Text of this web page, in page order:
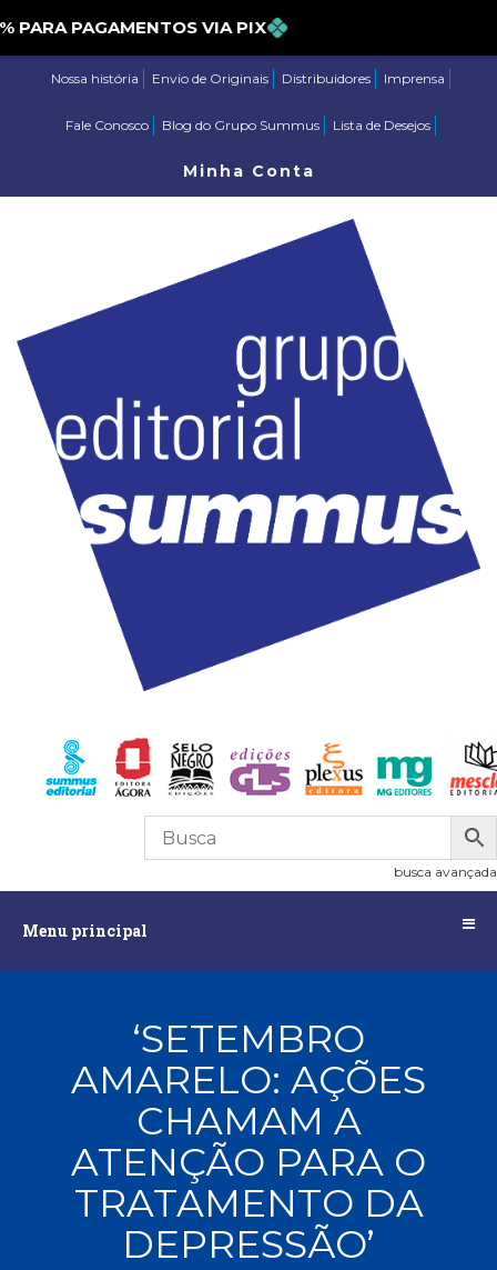
PAGAMENTOS VIA PIX
Nossa história Envio de Originais Distribuidores Imprensa
Fale Conosco Blog do Grupo Summus Lista de Desejos
Minha Conta
busca avançada
Menu principal
principalAssuntos
Administração,
RH
(27)
Atualidades,
Política,
Direitos
PROMOÇÕES
VENDIDOS
‘SETEMBRO
AMARELO: AÇÕES
CHAMAM A
ATENÇÃO PARA O
TRATAMENTO DA
DEPRESSÃO’